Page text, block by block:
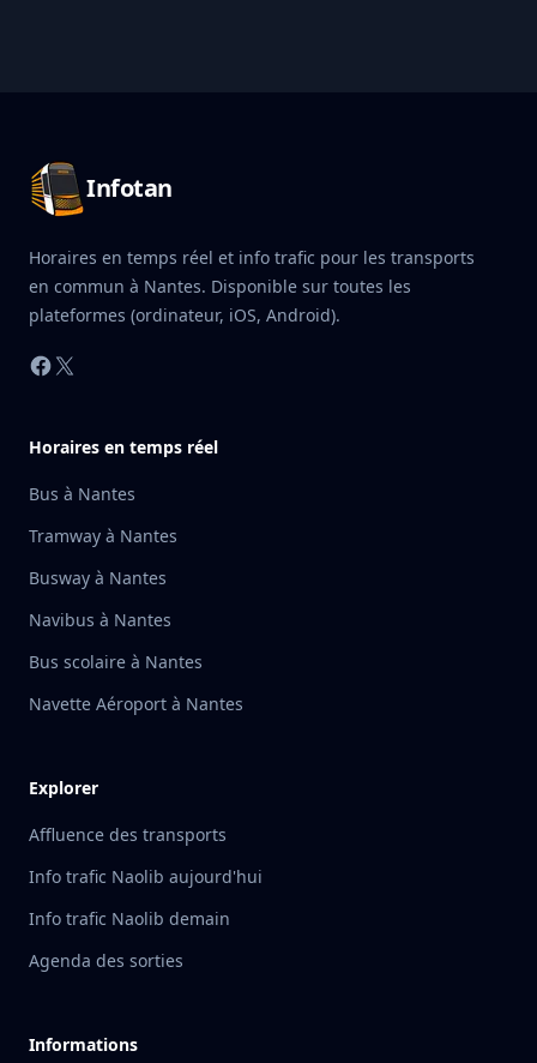
Infotan
Horaires en temps réel et info trafic pour les transports
en commun à Nantes. Disponible sur toutes les
plateformes (ordinateur, iOS, Android).
Facebook
X
Horaires en temps réel
Bus à Nantes
Tramway à Nantes
Busway à Nantes
Navibus à Nantes
Bus scolaire à Nantes
Navette Aéroport à Nantes
Explorer
Affluence des transports
Info trafic Naolib aujourd'hui
Info trafic Naolib demain
Agenda des sorties
Informations